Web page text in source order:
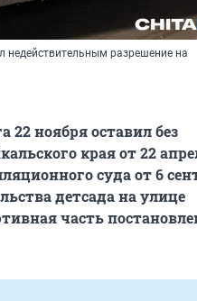
недействительным разрешение на
ноября оставил без
края от 22
суда от 6
детсада на улице
часть